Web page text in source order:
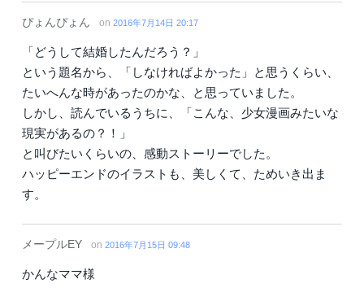
ぴょんぴょん on 2016年7月14日 20:17
「どうして結婚したんだろう？」
という題名から、「しなければよかった」と思うくらい、
たいへんな時があったのかな、と思っていました。
しかし、読んでいるうちに、「こんな、少女漫画みたいな
現実があるの？！」
と叫びたいくらいの、感動ストーリーでした。
ハッピーエンドのイラストも、美しくて、ためいき出ま
す。
メープルEY on 2016年7月15日 09:48
かんなママ様